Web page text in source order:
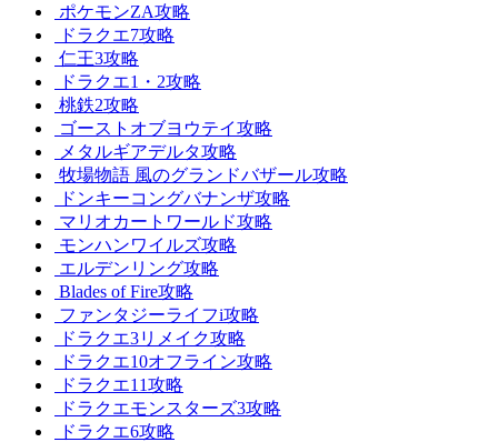
ポケモンZA攻略
ドラクエ7攻略
仁王3攻略
ドラクエ1・2攻略
桃鉄2攻略
ゴーストオブヨウテイ攻略
メタルギアデルタ攻略
牧場物語 風のグランドバザール攻略
ドンキーコングバナンザ攻略
マリオカートワールド攻略
モンハンワイルズ攻略
エルデンリング攻略
Blades of Fire攻略
ファンタジーライフi攻略
ドラクエ3リメイク攻略
ドラクエ10オフライン攻略
ドラクエ11攻略
ドラクエモンスターズ3攻略
ドラクエ6攻略